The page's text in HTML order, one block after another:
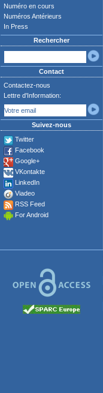
Numéro en cours
Numéros Antérieurs
In Press
Rechercher
Contact
Contactez-nous
Lettre d'Information:
Suivez-nous
Twitter
Facebook
Google+
VKontakte
LinkedIn
Viadeo
RSS Feed
For Android